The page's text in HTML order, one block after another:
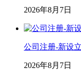
2026年8月7日
公司注册-新设
2026年8月7日